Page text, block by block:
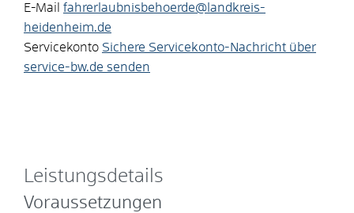
E-Mail fahrerlaubnisbehoerde@landkreis-
heidenheim.de
Servicekonto Sichere Servicekonto-Nachricht über
service-bw.de senden
Leistungsdetails
Voraussetzungen